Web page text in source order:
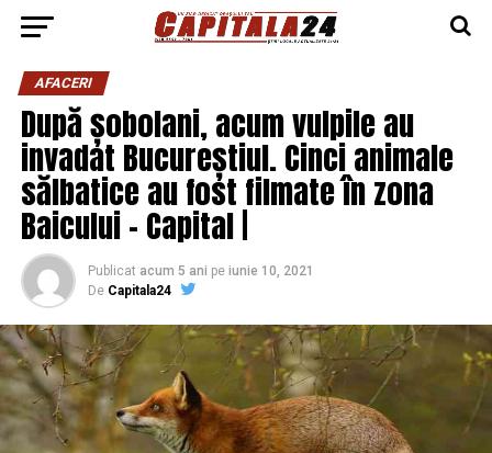
AFACERI
După șobolani, acum vulpile au
invadat Bucureștiul. Cinci animale
sălbatice au fost filmate în zona
Baicului – Capital |
Publicat acum 5 ani pe iunie 10, 2021
De Capitala24